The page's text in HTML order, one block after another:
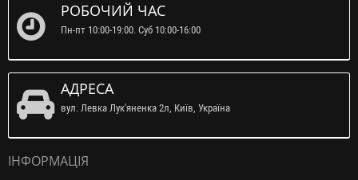
РОБОЧИЙ ЧАС
Пн-пт 10:00-19:00. Суб 10:00-16:00
АДРЕСА
вул. Левка Лук'яненка 2л, Київ, Україна
ІНФОРМАЦІЯ